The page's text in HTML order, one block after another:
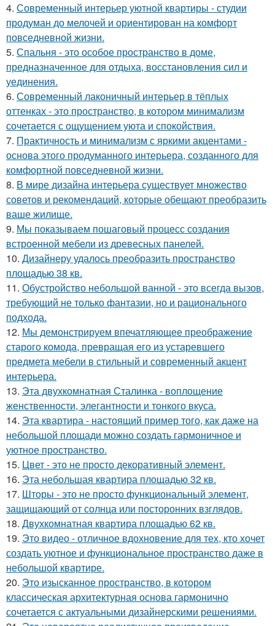
4. Современный интерьер уютной квартиры - студии
продуман до мелочей и ориентирован на комфорт
повседневной жизни.
5. Спальня - это особое пространство в доме,
предназначенное для отдыха, восстановления сил и
уединения.
6. Современный лаконичный интерьер в тёплых
оттенках - это пространство, в котором минимализм
сочетается с ощущением уюта и спокойствия.
7. Практичность и минимализм с яркими акцентами -
основа этого продуманного интерьера, созданного для
комфортной повседневной жизни.
8. В мире дизайна интерьера существует множество
советов и рекомендаций, которые обещают преобразить
ваше жилище.
9. Мы показываем пошаговый процесс создания
встроенной мебели из древесных панелей.
10. Дизайнеру удалось преобразить пространство
площадью 38 кв.
11. Обустройство небольшой ванной - это всегда вызов,
требующий не только фантазии, но и рационального
подхода.
12. Мы демонстрируем впечатляющее преображение
старого комода, превращая его из устаревшего
предмета мебели в стильный и современный акцент
интерьера.
13. Эта двухкомнатная Сталинка - воплощение
женственности, элегантности и тонкого вкуса.
14. Эта квартира - настоящий пример того, как даже на
небольшой площади можно создать гармоничное и
уютное пространство.
15. Цвет - это не просто декоративный элемент.
16. Эта небольшая квартира площадью 32 кв.
17. Шторы - это не просто функциональный элемент,
защищающий от солнца или посторонних взглядов.
18. Двухкомнатная квартира площадью 62 кв.
19. Это видео - отличное вдохновение для тех, кто хочет
создать уютное и функциональное пространство даже в
небольшой квартире.
20. Это изысканное пространство, в котором
классическая архитектурная основа гармонично
сочетается с актуальными дизайнерскими решениями.